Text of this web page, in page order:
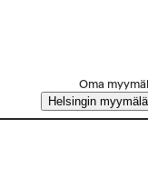
Oma
Helsingin myymälä